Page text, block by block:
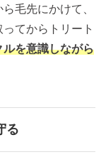
毛先にかけて、
てからトリート
ルを意識しながら
る